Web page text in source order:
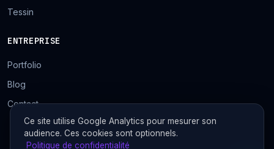
Tessin
ENTREPRISE
Portfolio
Blog
Contact
Ce site utilise Google Analytics pour mesurer son
audience. Ces cookies sont optionnels.
Politique de confidentialité